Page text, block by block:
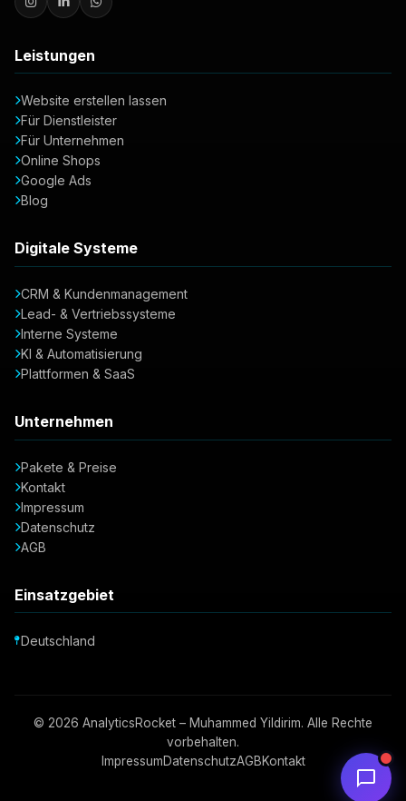
Leistungen
Website erstellen lassen
Für Dienstleister
Für Unternehmen
Online Shops
Google Ads
Blog
Digitale Systeme
CRM & Kundenmanagement
Lead- & Vertriebssysteme
Interne Systeme
KI & Automatisierung
Plattformen & SaaS
Unternehmen
Pakete & Preise
Kontakt
Impressum
Datenschutz
AGB
Einsatzgebiet
Deutschland
© 2026 AnalyticsRocket – Muhammed Yildirim. Alle Rechte
vorbehalten.
ImpressumDatenschutzAGBKontakt